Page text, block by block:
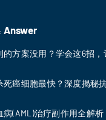
Answer
的方案没用？学会这6招
死癌细胞最快？深度揭秘
病(AML)治疗副作用全解